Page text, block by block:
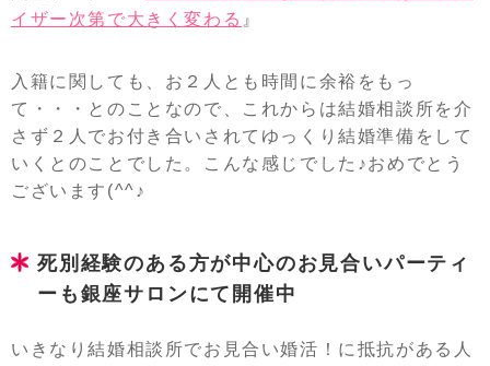
イザー次第で大きく変わる 』
入籍に関しても、お２人とも時間に余裕をもっ
て・・・とのことなので、これからは結婚相談所を介
さず２人でお付き合いされてゆっくり結婚準備をして
いくとのことでした。こんな感じでした♪おめでとう
ございます(^^♪
死別経験のある方が中心のお見合いパーティ
ーも銀座サロンにて開催中
いきなり結婚相談所でお見合い婚活！に抵抗がある人